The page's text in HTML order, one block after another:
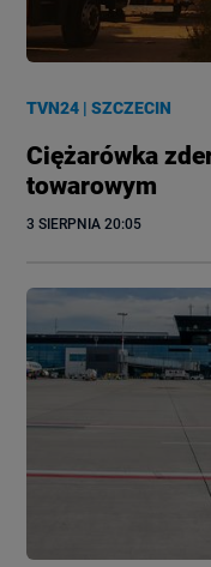
TVN24 |SZCZECIN
Ciężarówka
towarowym
3 SIERPNIA 20:05